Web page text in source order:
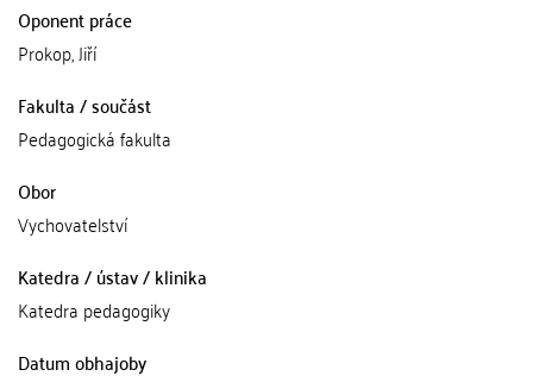
Oponent práce
Prokop, Jiří
Fakulta / součást
Pedagogická fakulta
Obor
Vychovatelství
Katedra / ústav / klinika
Katedra pedagogiky
Datum obhajoby